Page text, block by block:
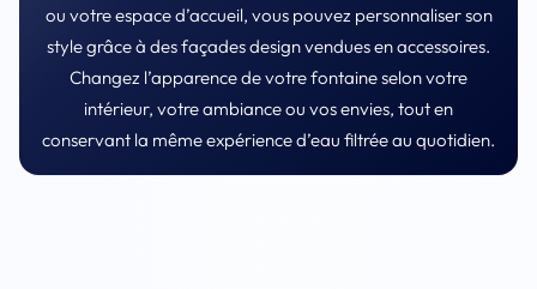
ou votre espace d’accueil, vous pouvez personnaliser son
style grâce à des façades design vendues en accessoires.
Changez l’apparence de votre fontaine selon votre
intérieur, votre ambiance ou vos envies, tout en
conservant la même expérience d’eau filtrée au quotidien.